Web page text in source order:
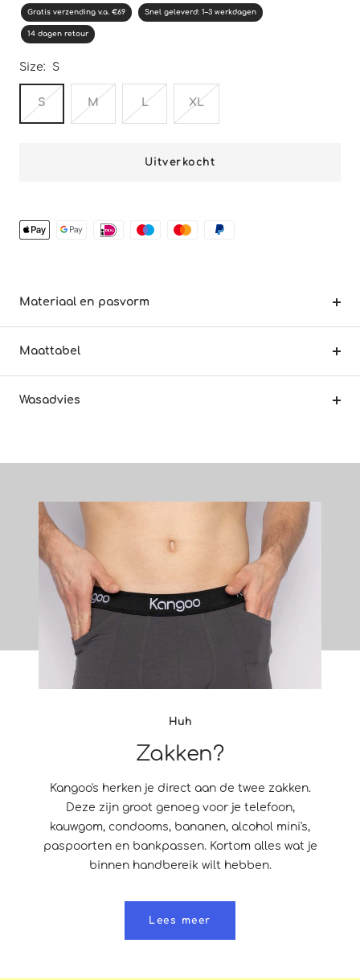
Gratis verzending v.a. €69 Snel geleverd: 1–3 werkdagen
14 dagen retour
Size: S
S M L XL
Uitverkocht
Materiaal en pasvorm
Maattabel
Wasadvies
Huh
Zakken?
Kangoo's herken je direct aan de twee zakken.
Deze zijn groot genoeg voor je telefoon,
kauwgom, condooms, bananen, alcohol mini's,
paspoorten en bankpassen. Kortom alles wat je
binnen handbereik wilt hebben.
Lees meer